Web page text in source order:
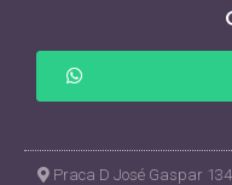
Praca D José Gaspar